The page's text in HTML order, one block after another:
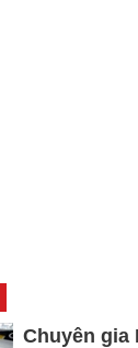
Chuyên gia